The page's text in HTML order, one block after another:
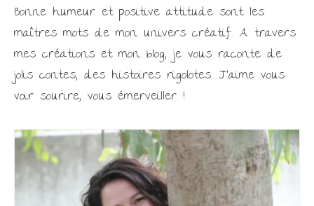
Bonne humeur et positive attitude sont les
maîtres mots de mon univers créatif. A travers
mes créations et mon blog, je vous raconte de
jolis contes, des histoires rigolotes. J'aime vous
voir sourire, vous émerveiller !